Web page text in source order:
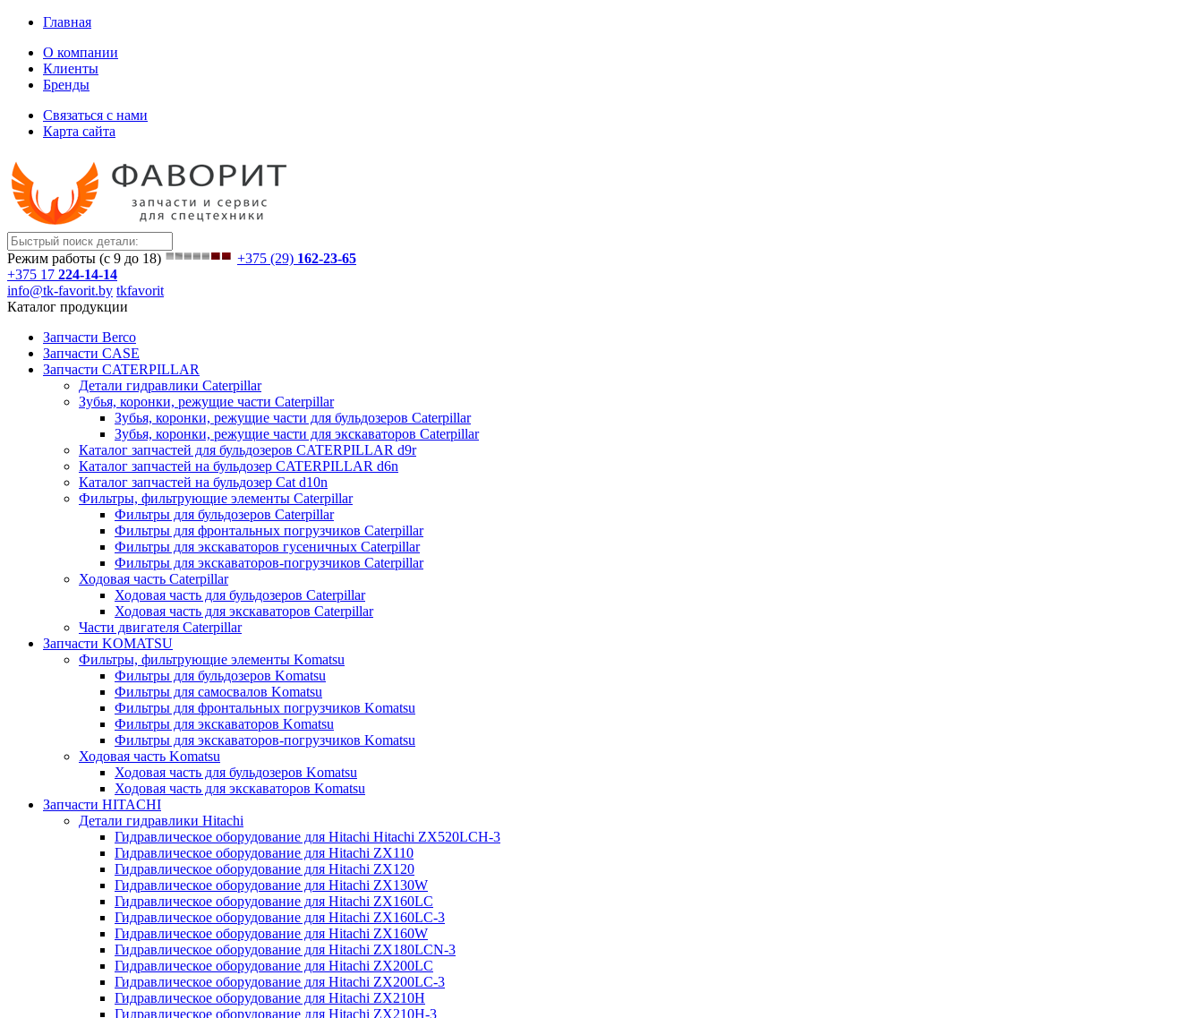
Главная
О компании
Клиенты
Бренды
Связаться с нами
Карта сайта
Режим работы (с 9 до 18) +375 (29) 162-23-65
+375 17 224-14-14
info@tk-favorit.by tkfavorit
Каталог продукции
Запчасти Berco
Запчасти CASE
Запчасти CATERPILLAR
Детали гидравлики Caterpillar
Зубья, коронки, режущие части Caterpillar
Зубья, коронки, режущие части для бульдозеров Caterpillar
Зубья, коронки, режущие части для экскаваторов Caterpillar
Каталог запчастей для бульдозеров CATERPILLAR d9r
Каталог запчастей на бульдозер CATERPILLAR d6n
Каталог запчастей на бульдозер Сat d10n
Фильтры, фильтрующие элементы Caterpillar
Фильтры для бульдозеров Caterpillar
Фильтры для фронтальных погрузчиков Caterpillar
Фильтры для экскаваторов гусеничных Caterpillar
Фильтры для экскаваторов-погрузчиков Caterpillar
Ходовая часть Caterpillar
Ходовая часть для бульдозеров Caterpillar
Ходовая часть для экскаваторов Caterpillar
Части двигателя Caterpillar
Запчасти KOMATSU
Фильтры, фильтрующие элементы Komatsu
Фильтры для бульдозеров Komatsu
Фильтры для самосвалов Komatsu
Фильтры для фронтальных погрузчиков Komatsu
Фильтры для экскаваторов Komatsu
Фильтры для экскаваторов-погрузчиков Komatsu
Ходовая часть Komatsu
Ходовая часть для бульдозеров Komatsu
Ходовая часть для экскаваторов Komatsu
Запчасти HITACHI
Детали гидравлики Hitachi
Гидравлическое оборудование для Hitachi Hitachi ZX520LCH-3
Гидравлическое оборудование для Hitachi ZX110
Гидравлическое оборудование для Hitachi ZX120
Гидравлическое оборудование для Hitachi ZX130W
Гидравлическое оборудование для Hitachi ZX160LC
Гидравлическое оборудование для Hitachi ZX160LC-3
Гидравлическое оборудование для Hitachi ZX160W
Гидравлическое оборудование для Hitachi ZX180LCN-3
Гидравлическое оборудование для Hitachi ZX200LC
Гидравлическое оборудование для Hitachi ZX200LC-3
Гидравлическое оборудование для Hitachi ZX210H
Гидравлическое оборудование для Hitachi ZX210H-3